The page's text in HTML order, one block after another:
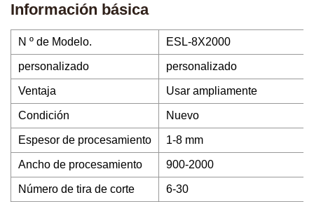
Información básica
N º de Modelo. ESL-8X2000
personalizado personalizado
Ventaja Usar ampliamente
Condición Nuevo
Espesor de procesamiento 1-8 mm
Ancho de procesamiento 900-2000
Número de tira de corte 6-30